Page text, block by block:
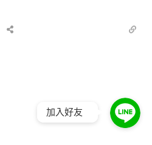
加入好友